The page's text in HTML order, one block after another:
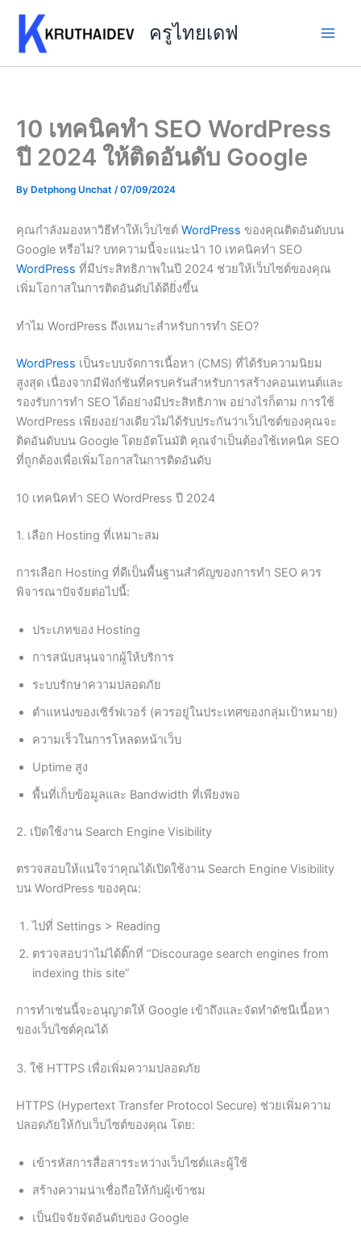
content
ครูไทยเดฟ
10 เทคนิคทำ SEO WordPress
ปี 2024 ให้ติดอันดับ Google
By Detphong Unchat /07/09/2024
คุณกำลังมองหาวิธีทำให้เว็บไซต์ WordPress ของคุณติดอันดับบน
Google หรือไม่? บทความนี้จะแนะนำ 10 เทคนิคทำ SEO
WordPress ที่มีประสิทธิภาพในปี 2024 ช่วยให้เว็บไซต์ของคุณ
เพิ่มโอกาสในการติดอันดับได้ดียิ่งขึ้น
ทำไม WordPress ถึงเหมาะสำหรับการทำ SEO?
WordPress เป็นระบบจัดการเนื้อหา (CMS) ที่ได้รับความนิยม
สูงสุด เนื่องจากมีฟังก์ชันที่ครบครันสำหรับการสร้างคอนเทนต์และ
รองรับการทำ SEO ได้อย่างมีประสิทธิภาพ อย่างไรก็ตาม การใช้
WordPress เพียงอย่างเดียวไม่ได้รับประกันว่าเว็บไซต์ของคุณจะ
ติดอันดับบน Google โดยอัตโนมัติ คุณจำเป็นต้องใช้เทคนิค SEO
ที่ถูกต้องเพื่อเพิ่มโอกาสในการติดอันดับ
10 เทคนิคทำ SEO WordPress ปี 2024
1. เลือก Hosting ที่เหมาะสม
การเลือก Hosting ที่ดีเป็นพื้นฐานสำคัญของการทำ SEO ควร
พิจารณาปัจจัยต่อไปนี้:
ประเภทของ Hosting
การสนับสนุนจากผู้ให้บริการ
ระบบรักษาความปลอดภัย
ตำแหน่งของเซิร์ฟเวอร์ (ควรอยู่ในประเทศของกลุ่มเป้าหมาย)
ความเร็วในการโหลดหน้าเว็บ
Uptime สูง
พื้นที่เก็บข้อมูลและ Bandwidth ที่เพียงพอ
2. เปิดใช้งาน Search Engine Visibility
ตรวจสอบให้แน่ใจว่าคุณได้เปิดใช้งาน Search Engine Visibility
บน WordPress ของคุณ:
ไปที่ Settings > Reading
ตรวจสอบว่าไม่ได้ติ๊กที่ “Discourage search engines from
indexing this site”
การทำเช่นนี้จะอนุญาตให้ Google เข้าถึงและจัดทำดัชนีเนื้อหา
ของเว็บไซต์คุณได้
3. ใช้ HTTPS เพื่อเพิ่มความปลอดภัย
HTTPS (Hypertext Transfer Protocol Secure) ช่วยเพิ่มความ
ปลอดภัยให้กับเว็บไซต์ของคุณ โดย:
เข้ารหัสการสื่อสารระหว่างเว็บไซต์และผู้ใช้
สร้างความน่าเชื่อถือให้กับผู้เข้าชม
เป็นปัจจัยจัดอันดับของ Google